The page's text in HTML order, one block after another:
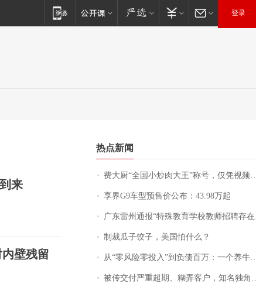
登录
来
壁残留
热点新闻
费大厨“全国小炒肉大王”称号，仅凭视频评出？中国烹饪协会回应
享界G9车型预售价公布：43.98万起
广东雷州通报“特殊教育学校教师招聘存在违规行为”：已启动问责程序 副校长被停职
制裁瓜子饺子，美国怕什么？
从“零风险零投入”到负债百万：一个养牛项目崩盘后，谁该为农户的贷款买单丨红星调查
被传交付严重超期、糊弄客户，知名独角兽车企创始人回应：都没证据，将依法采取措施，“本人长期与美国交管局保持沟通，对方表示肯定”